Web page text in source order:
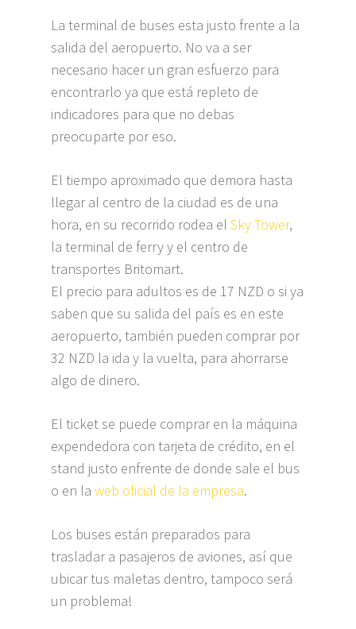
La terminal de buses esta justo frente a la
salida del aeropuerto. No va a ser
necesario hacer un gran esfuerzo para
encontrarlo ya que está repleto de
indicadores para que no debas
preocuparte por eso.
El tiempo aproximado que demora hasta
llegar al centro de la ciudad es de una
hora, en su recorrido rodea elSky Tower,
la terminal de ferry y el centro de
transportes Britomart.
El precio para adultos es de 17 NZD o si ya
saben que su salida del país es en este
aeropuerto, también pueden comprar por
32 NZD la ida y la vuelta, para ahorrarse
algo de dinero.
El ticket se puede comprar en la máquina
expendedora con tarjeta de crédito, en el
stand justo enfrente de donde sale el bus
o en laweb oficial de la empresa.
Los buses están preparados para
trasladar a pasajeros de aviones, así que
ubicar tus maletas dentro, tampoco será
un problema!